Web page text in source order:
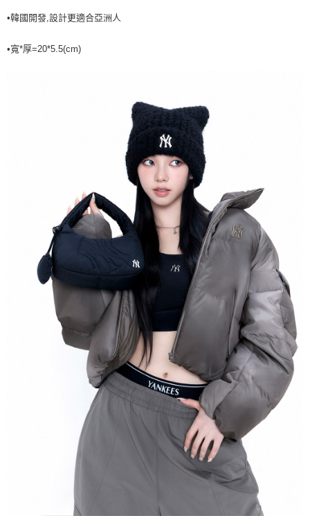
每筆NT$60，滿NT$499(含以上)免運費
7-11取貨<不支援離島取退>
每筆NT$80，滿NT$699(含以上)免運費
•韓國開發,設計更適合亞洲人
•寬*厚=20*5.5(cm)